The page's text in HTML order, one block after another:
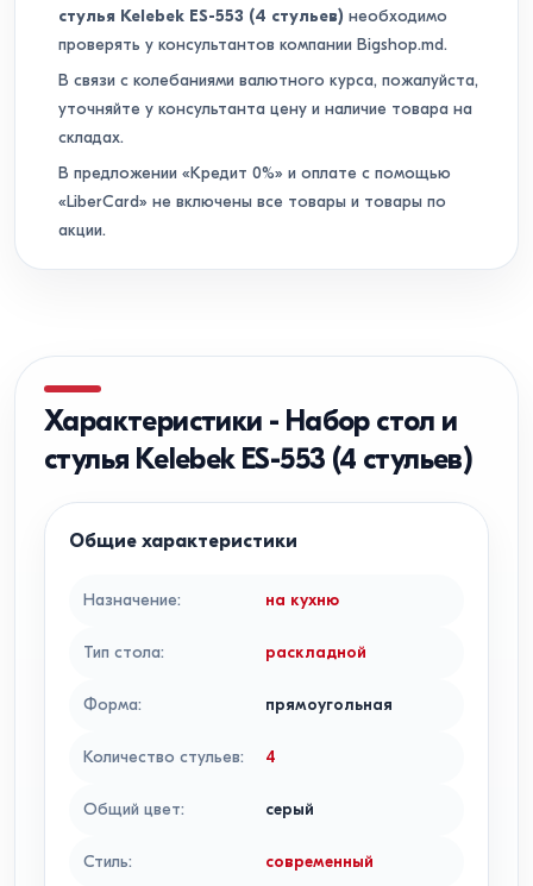
стулья Kelebek ES-553 (4 стульев) необходимо
проверять у консультантов компании Bigshop.md.
В связи с колебаниями валютного курса, пожалуйста,
уточняйте у консультанта цену и наличие товара на
складах.
В предложении «Кредит 0%» и оплате с помощью
«LiberCard» не включены все товары и товары по
акции.
Характеристики - Набор стол и
стулья Kelebek ES-553 (4 стульев)
Общие характеристики
Назначение: на кухню
Тип стола: раскладной
Форма: прямоугольная
Количество стульев: 4
Общий цвет: серый
Стиль: современный